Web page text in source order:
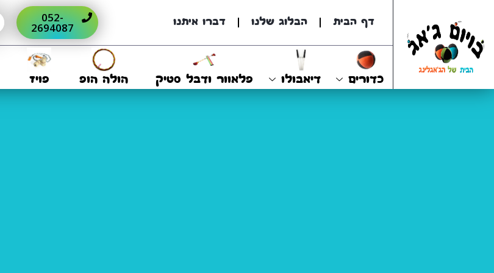
דף הבית הבלוג שלנו דברו איתנו 052-
2694087
כדורים דיאבולו פלאוור ודבל סטיק הולה הופ פויז